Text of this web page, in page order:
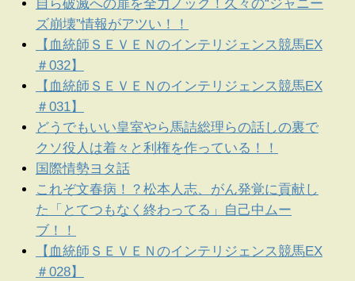
自ら破滅への扉を全力ノック！久々の“ジャニー
ズ崩壊”情報がアツい！！
【血統師ＳＥＶＥＮのインテリジェンス競馬EX
＃032】
【血統師ＳＥＶＥＮのインテリジェンス競馬EX
＃031】
どうでもいい皇室やら馬詰総理らの話しの裏で
クソ役人は着々と利権を作っている！！
国際情勢ヨタ話
これぞ文春病！？松本人志、がん発覚に貢献し
た「とてつもなく終わってる」自己中ムー
ブ！！
【血統師ＳＥＶＥＮのインテリジェンス競馬EX
＃028】